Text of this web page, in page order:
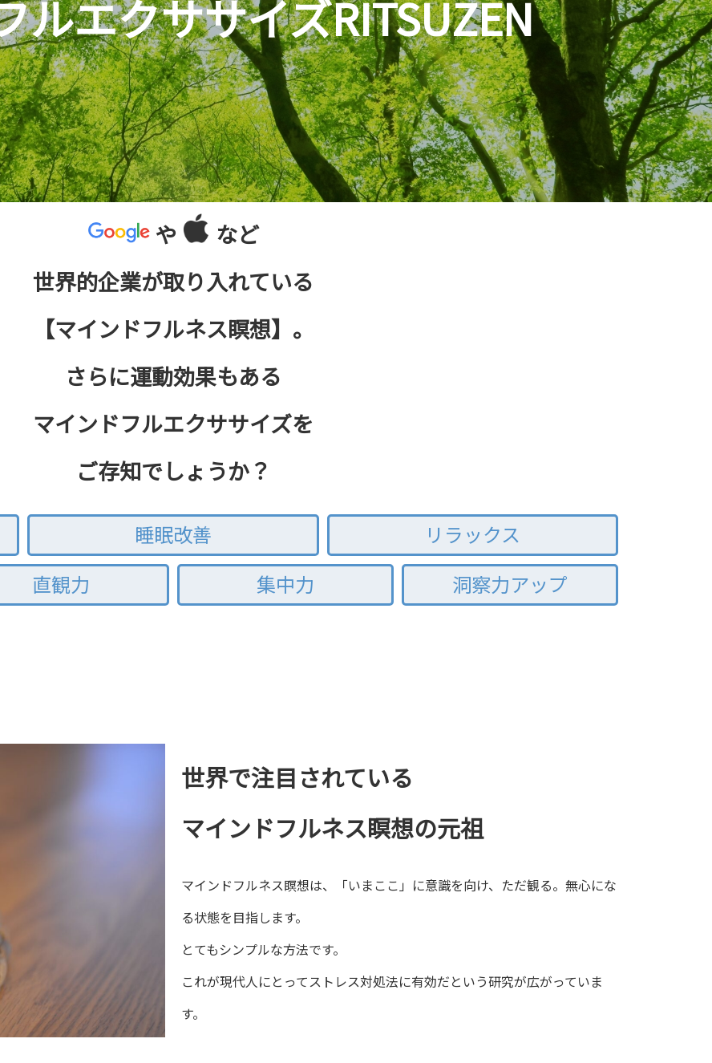
ルエクササイズRITSUZEN
や
など
世界的企業が取り入れている
【マインドフルネス瞑想】。
さらに運動効果もある
マインドフルエクササイズを
ご存知でしょうか？
睡眠改善
リラックス
直観力 集中力 洞察力アップ
世界で注目されている
マインドフルネス瞑想の元祖
マインドフルネス瞑想は、「いまここ」に意識を向け、ただ観る。無心にな
る状態を目指します。
とてもシンプルな方法です。
これが現代人にとってストレス対処法に有効だという研究が広がっていま
す。